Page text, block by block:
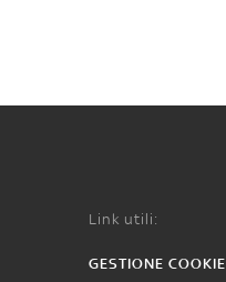
Link utili:
GESTIONE COOKIE